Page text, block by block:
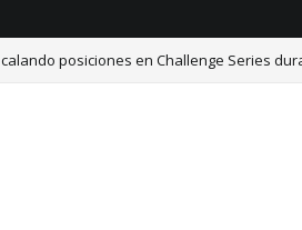
posiciones en Challenge Series